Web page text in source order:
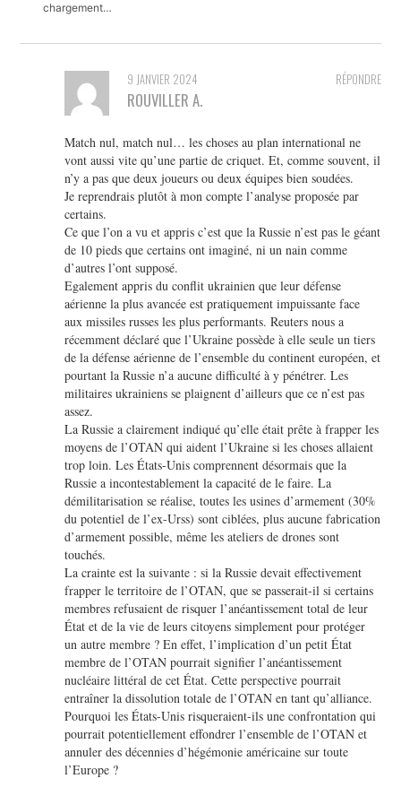
chargement…
RÉPONDRE
9 JANVIER 2024
ROUVILLER A.
Match nul, match nul… les choses au plan international ne
vont aussi vite qu’une partie de criquet. Et, comme souvent, il
n’y a pas que deux joueurs ou deux équipes bien soudées.
Je reprendrais plutôt à mon compte l’analyse proposée par
certains.
Ce que l’on a vu et appris c’est que la Russie n’est pas le géant
de 10 pieds que certains ont imaginé, ni un nain comme
d’autres l’ont supposé.
Egalement appris du conflit ukrainien que leur défense
aérienne la plus avancée est pratiquement impuissante face
aux missiles russes les plus performants. Reuters nous a
récemment déclaré que l’Ukraine possède à elle seule un tiers
de la défense aérienne de l’ensemble du continent européen, et
pourtant la Russie n’a aucune difficulté à y pénétrer. Les
militaires ukrainiens se plaignent d’ailleurs que ce n’est pas
assez.
La Russie a clairement indiqué qu’elle était prête à frapper les
moyens de l’OTAN qui aident l’Ukraine si les choses allaient
trop loin. Les États-Unis comprennent désormais que la
Russie a incontestablement la capacité de le faire. La
démilitarisation se réalise, toutes les usines d’armement (30%
du potentiel de l’ex-Urss) sont ciblées, plus aucune fabrication
d’armement possible, même les ateliers de drones sont
touchés.
La crainte est la suivante : si la Russie devait effectivement
frapper le territoire de l’OTAN, que se passerait-il si certains
membres refusaient de risquer l’anéantissement total de leur
État et de la vie de leurs citoyens simplement pour protéger
un autre membre ? En effet, l’implication d’un petit État
membre de l’OTAN pourrait signifier l’anéantissement
nucléaire littéral de cet État. Cette perspective pourrait
entraîner la dissolution totale de l’OTAN en tant qu’alliance.
Pourquoi les États-Unis risqueraient-ils une confrontation qui
pourrait potentiellement effondrer l’ensemble de l’OTAN et
annuler des décennies d’hégémonie américaine sur toute
l’Europe ?